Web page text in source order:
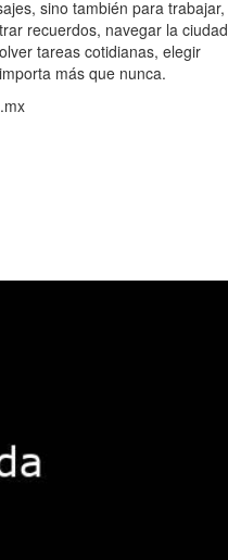
sino también para trabajar,
recuerdos, navegar la ciudad
tareas cotidianas, elegir
más que nunca.